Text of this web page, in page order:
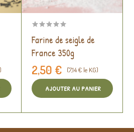
Farine de seigle de
France 350g
2,50 € (7,14 € le KG)
AJOUTER AU PANIER